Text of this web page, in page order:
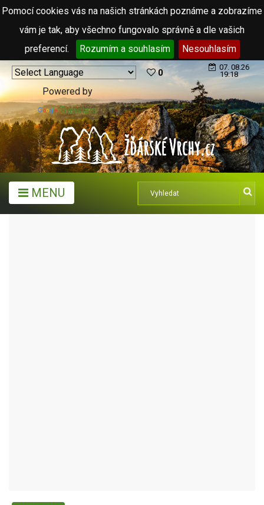
Pomocí cookies vás na našich stránkách poznáme a zobrazíme
vám je tak, aby všechno fungovalo správně a dle vašich
preferencí.
Rozumím a souhlasím Nesouhlasím
Powered by
Translate
0
07. 08.26
19:18
MENU